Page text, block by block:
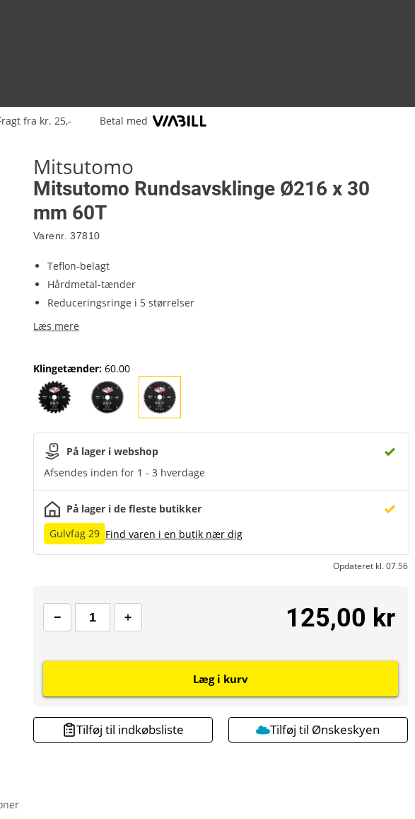
fra kr. 25,- Betal med
Mitsutomo
Mitsutomo Rundsavsklinge Ø216 x 30
mm 60T
Varenr. 37810
Teflon-belagt
Hårdmetal-tænder
Reduceringsringe i 5 størrelser
Læs mere
Klingetænder: 60.00
På lager i webshop
Afsendes inden for 1 - 3 hverdage
På lager i de fleste butikker
Gulvfag 29 Find varen i en butik nær dig
Opdateret kl. 07.56
125,00 kr
Læg i kurv
Tilføj til indkøbsliste Tilføj til Ønskeskyen